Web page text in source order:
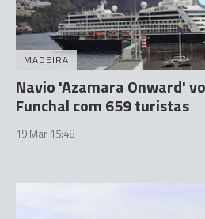
MADEIRA
Navio 'Azamara Onward'
Funchal com 659 turistas
19 Mar 15:48